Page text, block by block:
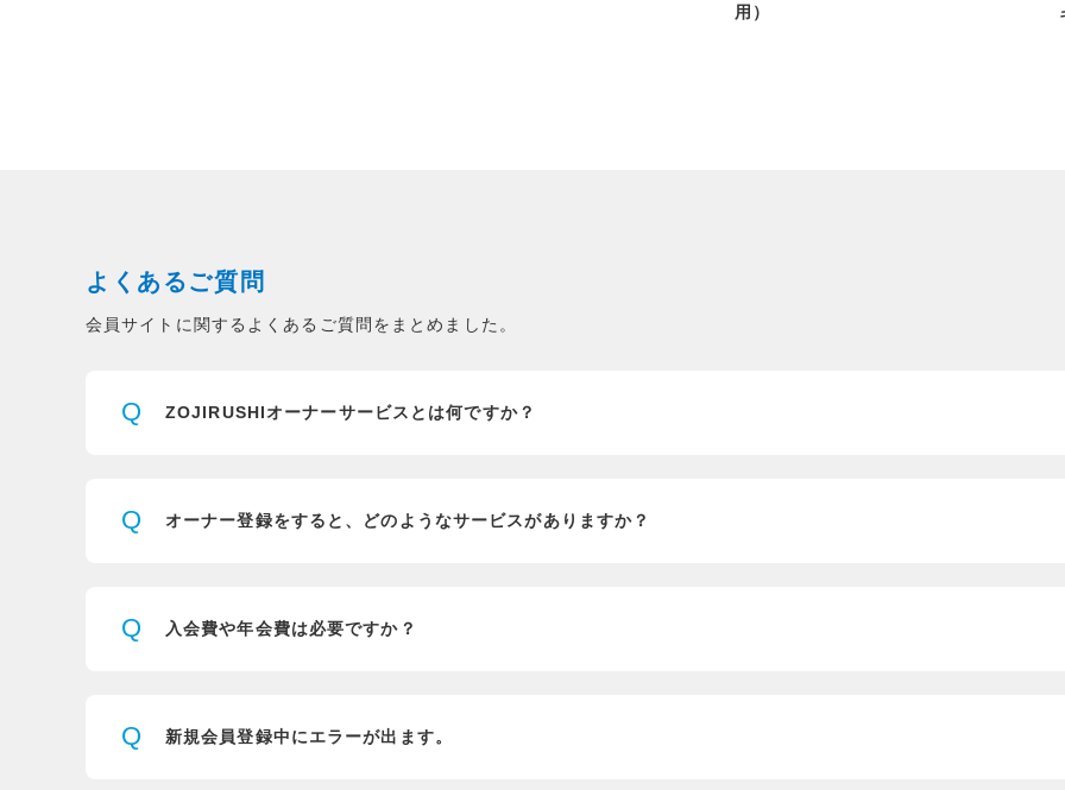
用）
よくあるご質問
会員サイトに関するよくあるご質問をまとめました。
Q ZOJIRUSHIオーナーサービスとは何ですか？
Q オーナー登録をすると、 どのようなサービスがありますか？
Q 入会費や年会費は必要ですか？
Q 新規会員登録中にエラーが出ます。